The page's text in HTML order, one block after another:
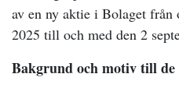
av en ny aktie i Bolaget från
2025 till och med den 2
Bakgrund och motiv till de